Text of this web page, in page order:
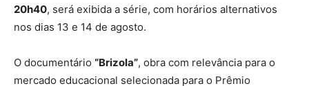
20h40, será exibida a série, com horários alternativos
nos dias 13 e 14 de agosto.
O documentário “Brizola”, obra com relevância para o
mercado educacional selecionada para o Prêmio